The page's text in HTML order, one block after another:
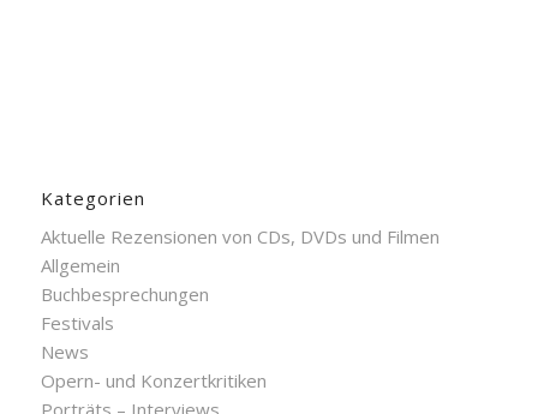
Kategorien
Aktuelle Rezensionen von CDs, DVDs und Filmen
Allgemein
Buchbesprechungen
Festivals
News
Opern- und Konzertkritiken
Porträts – Interviews